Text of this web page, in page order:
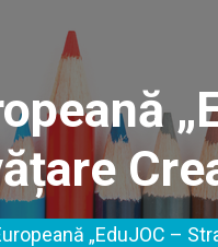
„EduJOC –